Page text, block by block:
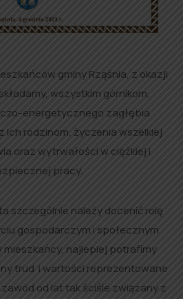
gminy Rząśnia, z okazji
wszystkim górnikom,
energetycznego zagłębia
Ich rodzinom, życzenia wszelkiej
oraz wytrwałości w ciężkiej i
pracy.
szczególnie należy docenić rolę
gospodarczym i społecznym
mieszkańcy, najlepiej potrafimy
trud i wartości reprezentowane
od lat tak ściśle związany z